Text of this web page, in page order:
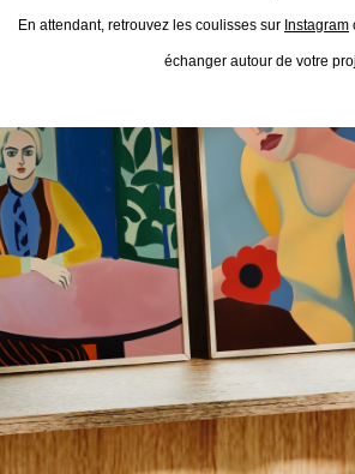
En attendant, retrouvez les coulisses sur Instagram
échanger autour de votre